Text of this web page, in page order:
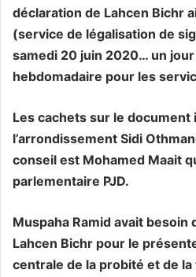
déclaration de Lahcen Bichr
(service de légalisation de
samedi 20 juin 2020… un
hebdomadaire pour les
Les cachets sur le document
l’arrondissement Sidi
conseil est Mohamed Maait
parlementaire PJD.
Muspaha Ramid avait besoin
Lahcen Bichr pour le
centrale de la probité et de la